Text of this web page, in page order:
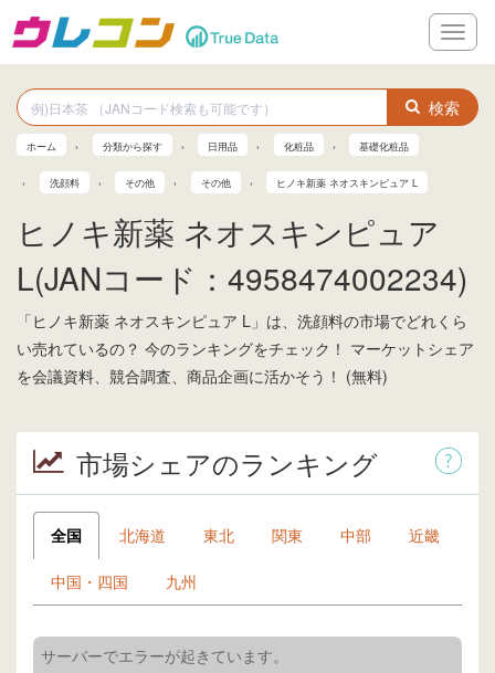
メ
ニ
ー
検索
ホーム 分類から探す 日用品 化粧品 基礎化粧品
洗顔料 その他 その他 ヒノキ新薬 ネオスキンピュア L
ヒノキ新薬 ネオスキンピュア
L(JANコード：4958474002234)
「ヒノキ新薬 ネオスキンピュア L」は、洗顔料の市場でどれくら
い売れているの？ 今のランキングをチェック！ マーケットシェア
を会議資料、競合調査、商品企画に活かそう！ (無料)
市場シェアのランキング
全国 北海道 東北 関東 中部 近畿
中国・四国 九州